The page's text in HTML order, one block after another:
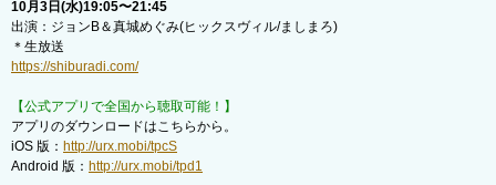
10月3日(水)19:05〜21:45
出演：ジョンB＆真城めぐみ(ヒックスヴィル/ましまろ)
＊生放送
https://shiburadi.com/
【公式アプリで全国から聴取可能！】
アプリのダウンロードはこちらから。
iOS 版： http://urx.mobi/tpcS
Android 版： http://urx.mobi/tpd1